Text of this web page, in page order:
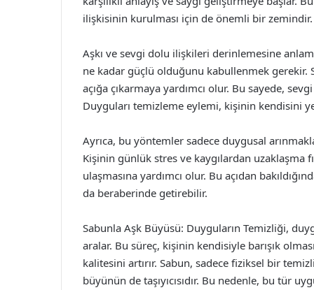
ilişkisinin kurulması için de önemli bir zemindir.
Aşkı ve sevgi dolu ilişkileri derinlemesine
ne kadar güçlü olduğunu kabullenmek gerekir.
açığa çıkarmaya yardımcı olur. Bu sayede,
Duyguları temizleme eylemi, kişinin kendisini
Ayrıca, bu yöntemler sadece duygusal
Kişinin günlük stres ve kaygılardan uzaklaşma
ulaşmasına yardımcı olur. Bu açıdan
da beraberinde getirebilir.
Sabunla Aşk Büyüsü: Duyguların Temizliği,
aralar. Bu süreç, kişinin kendisiyle barışık
kalitesini artırır. Sabun, sadece fiziksel bir
büyünün de taşıyıcısıdır. Bu nedenle, bu tür